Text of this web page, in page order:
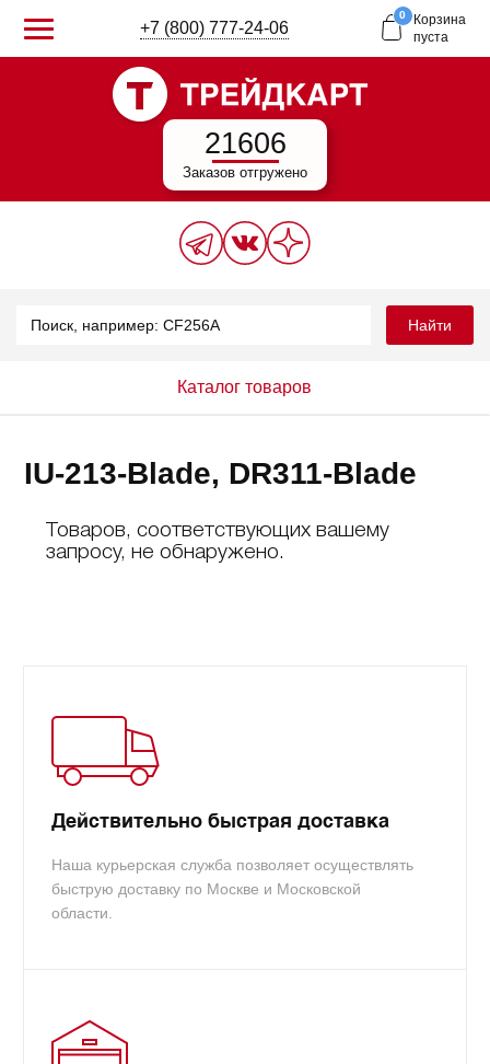
+7 (800) 777-24-06
0
Корзина
пуста
21606
Заказов отгружено
Найти
Каталог товаров
IU-213-Blade, DR311-Blade
Товаров, соответствующих вашему
запросу, не обнаружено.
Действительно быстрая доставка
Наша курьерская служба позволяет осуществлять
быструю доставку по Москве и Московской
области.